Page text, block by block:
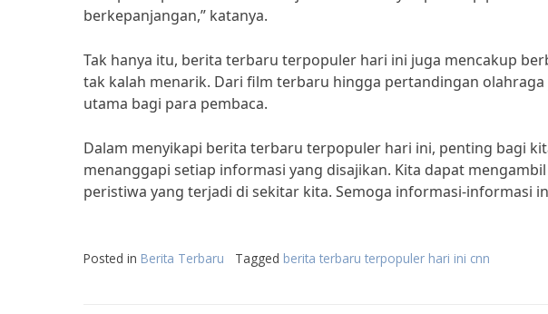
berkepanjangan,” katanya.
Tak hanya itu, berita terbaru terpopuler hari ini juga mencakup
tak kalah menarik. Dari film terbaru hingga pertandingan
utama bagi para pembaca.
Dalam menyikapi berita terbaru terpopuler hari ini, penting bagi
menanggapi setiap informasi yang disajikan. Kita dapat
peristiwa yang terjadi di sekitar kita. Semoga informasi-informasi
Posted in Berita Terbaru Tagged berita terbaru terpopuler hari ini cnn